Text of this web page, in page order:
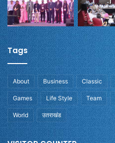
Tags
About Business Classic
Games Life Style Team
World उतराखंड